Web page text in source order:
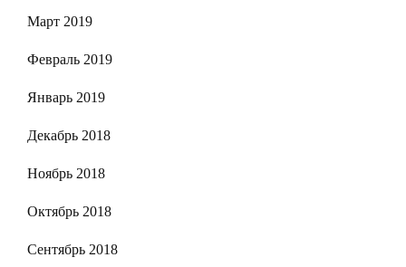
Март 2019
Февраль 2019
Январь 2019
Декабрь 2018
Ноябрь 2018
Октябрь 2018
Сентябрь 2018